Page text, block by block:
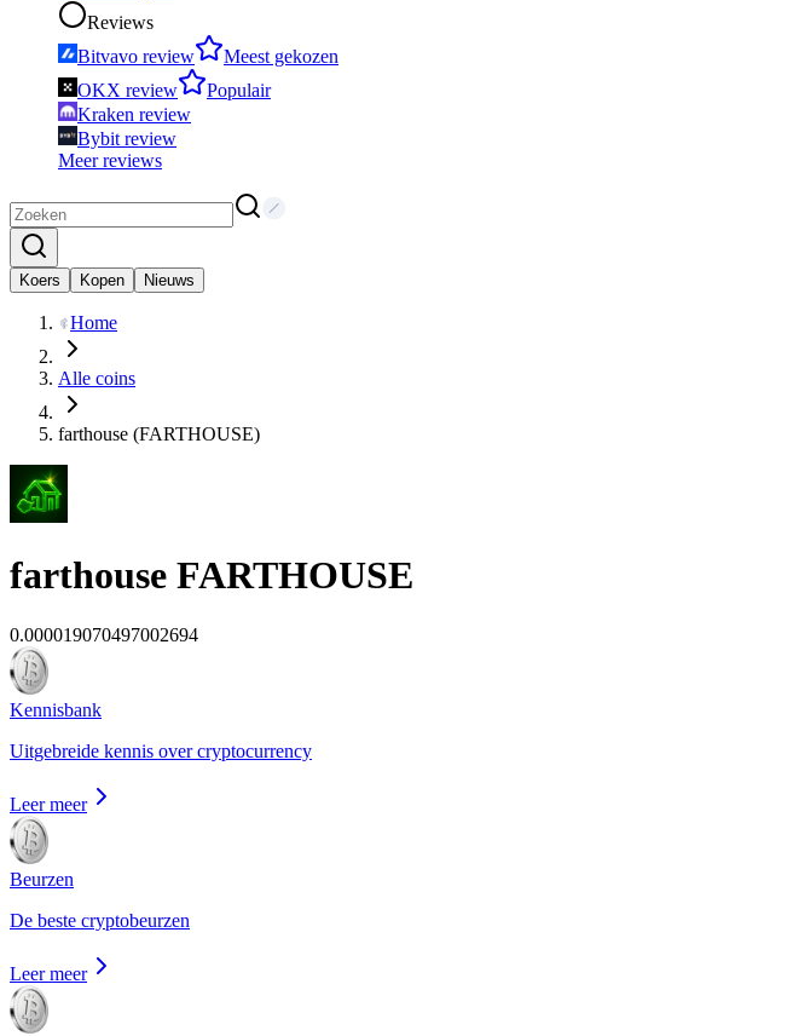
Reviews
Bitvavo review
Meest gekozen
OKX review
Populair
Kraken review
Bybit review
Meer reviews
Koers Kopen Nieuws
Home
Alle coins
farthouse (FARTHOUSE)
farthouse FARTHOUSE
0.000019070497002694
Kennisbank
Uitgebreide kennis over cryptocurrency
Leer meer
Beurzen
De beste cryptobeurzen
Leer meer